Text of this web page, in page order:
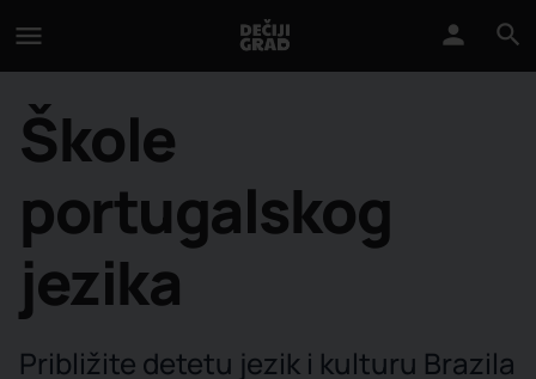
Škole
portugalskog
jezika
Približite detetu jezik i kulturu Brazila